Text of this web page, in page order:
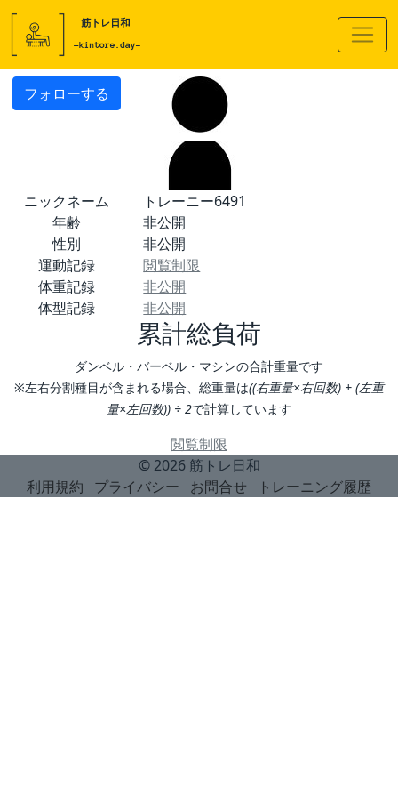
フォローする
ニックネーム
トレーニー6491
年齢
非公開
性別
非公開
運動記録
閲覧制限
体重記録
非公開
体型記録
非公開
累計総負荷
ダンベル・バーベル・マシンの合計重量です
※左右分割種目が含まれる場合、総重量は((右重量×右回数) + (左重
量×左回数)) ÷ 2で計算しています
閲覧制限
© 2026 筋トレ日和
利用規約
プライバシー お問合せ トレーニング履歴